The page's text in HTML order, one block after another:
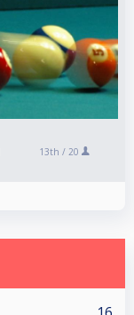
13th / 20